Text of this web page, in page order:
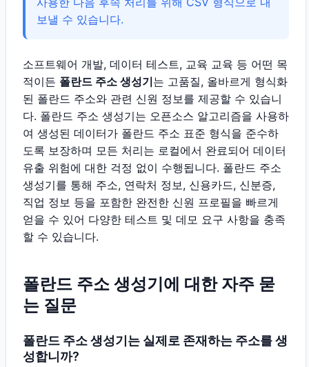
보낼 수 있습니다.
소프트웨어 개발, 데이터 테스트, 교육 교육 등 어떤 목
적이든 폴란드 주소 생성기는 고품질, 올바르게 형식화
된 폴란드 주소와 관련 신원 정보를 제공할 수 있습니
다. 폴란드 주소 생성기는 오픈소스 알고리즘을 사용하
여 생성된 데이터가 폴란드 주소 표준 형식을 준수하
도록 보장하며 모든 처리는 로컬에서 완료되어 데이터
유출 위험에 대한 걱정 없이 수행됩니다. 폴란드 주소
생성기를 통해 주소, 연락처 정보, 신용카드, 신분증,
직업 정보 등을 포함한 완전한 신원 프로필을 빠르게
얻을 수 있어 다양한 테스트 및 데모 요구 사항을 충족
할 수 있습니다.
폴란드 주소 생성기에 대한 자주 묻
는 질문
폴란드 주소 생성기는 실제로 존재하는 주소를 생
성합니까?